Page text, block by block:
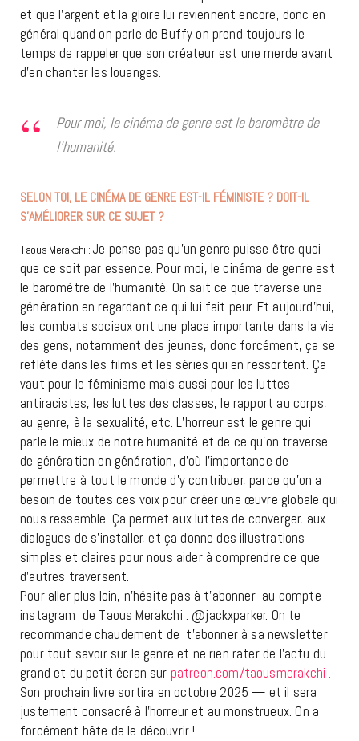
et que l’argent et la gloire lui reviennent encore, donc en
général quand on parle de Buffy on prend toujours le
temps de rappeler que son créateur est une merde avant
d’en chanter les louanges.
Pour moi, le cinéma de genre est le baromètre de
l’humanité.
SELON TOI, LE CINÉMA DE GENRE EST-IL FÉMINISTE ? DOIT-IL
S’AMÉLIORER SUR CE SUJET ?
Taous Merakchi : Je pense pas qu’un genre puisse être quoi
que ce soit par essence. Pour moi, le cinéma de genre est
le baromètre de l’humanité. On sait ce que traverse une
génération en regardant ce qui lui fait peur. Et aujourd’hui,
les combats sociaux ont une place importante dans la vie
des gens, notamment des jeunes, donc forcément, ça se
reflète dans les films et les séries qui en ressortent. Ça
vaut pour le féminisme mais aussi pour les luttes
antiracistes, les luttes des classes, le rapport au corps,
au genre, à la sexualité, etc. L’horreur est le genre qui
parle le mieux de notre humanité et de ce qu’on traverse
de génération en génération, d’où l’importance de
permettre à tout le monde d’y contribuer, parce qu’on a
besoin de toutes ces voix pour créer une œuvre globale qui
nous ressemble. Ça permet aux luttes de converger, aux
dialogues de s’installer, et ça donne des illustrations
simples et claires pour nous aider à comprendre ce que
d’autres traversent.
Pour aller plus loin, n’hésite pas à t’abonner au compte
instagram de Taous Merakchi : @jackxparker. On te
recommande chaudement de t’abonner à sa newsletter
pour tout savoir sur le genre et ne rien rater de l’actu du
grand et du petit écran sur patreon.com/taousmerakchi .
Son prochain livre sortira en octobre 2025 — et il sera
justement consacré à l’horreur et au monstrueux. On a
forcément hâte de le découvrir !